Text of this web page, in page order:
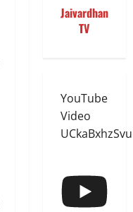
Jaivardhan
TV
YouTube
Video